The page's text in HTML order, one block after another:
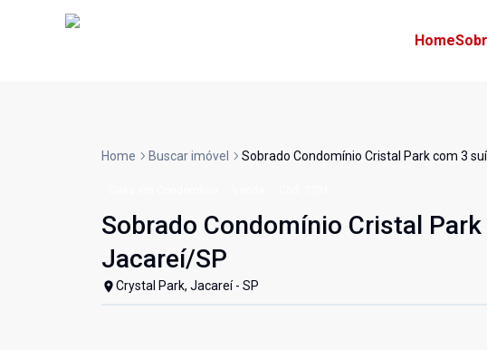
Home
Home Buscar imóvel Sobrado Condomínio Cristal Park com 3
Sobrado Condomínio Cristal
Jacareí/SP
Crystal Park, Jacareí - SP